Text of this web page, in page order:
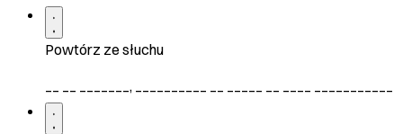
Powtórz ze słuchu
__ __ _______, __________ __ _____ __ ____ ___________